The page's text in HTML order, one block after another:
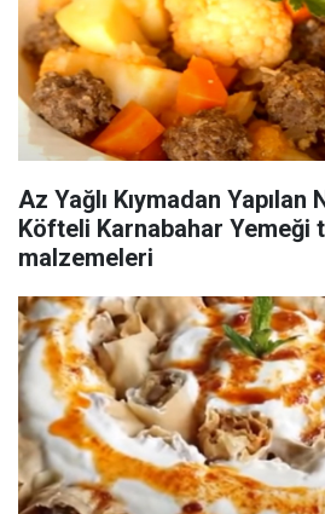
Az Yağlı Kıymadan
Köfteli Karnabahar Yemeği
malzemeleri